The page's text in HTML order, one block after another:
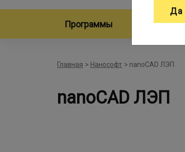
Программы
Главная > Нанософт > nanoCAD ЛЭП
nanoCAD ЛЭП
Да